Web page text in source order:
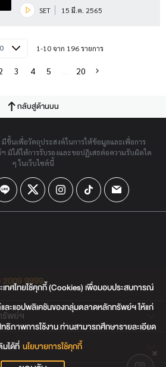
SET 15 มี.ค. 2565
1-10 จาก 196 รายการ
3 4 5 20
กลับสู่ด้านบน
ขึ้นเพื่อวัตถุประสงค์ในการให้ข้อมูลและเพื่อการ
มิได้ให้การรับรองและขอปฏิเสธต่อความรับผิดใด
ๆ ในเว็บไซต์นี้
2009 9999
รัพย์ฯ
ทศไทยใช้คุกกี้ (Cookies) เพื่อมอบประสบการณ์
ละแอปพลิเคชันของกลุ่มตลาดหลักทรัพย์ฯ ให้แก่
ธิภาพการใช้งาน ท่านสามารถศึกษารายละเอียด
มได้ที่ นโยบายการใช้คุกกี้